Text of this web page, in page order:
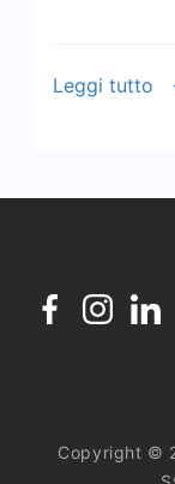
Leggi tutto
Copyright ©